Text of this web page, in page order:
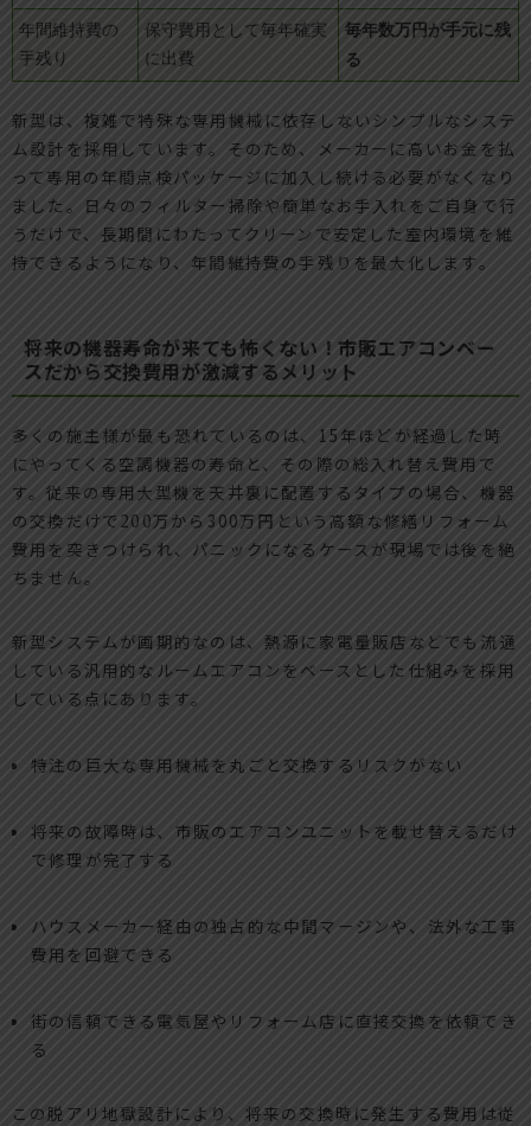
年間維持費の
手残り
保守費用として毎年確実
に出費
毎年数万円が手元に残
る
新型は、複雑で特殊な専用機械に依存しないシンプルなシステ
ム設計を採用しています。そのため、メーカーに高いお金を払
って専用の年間点検パッケージに加入し続ける必要がなくなり
ました。日々のフィルター掃除や簡単なお手入れをご自身で行
うだけで、長期間にわたってクリーンで安定した室内環境を維
持できるようになり、年間維持費の手残りを最大化します。
将来の機器寿命が来ても怖くない！市販エアコンベー
スだから交換費用が激減するメリット
多くの施主様が最も恐れているのは、15年ほどが経過した時
にやってくる空調機器の寿命と、その際の総入れ替え費用で
す。従来の専用大型機を天井裏に配置するタイプの場合、機器
の交換だけで200万から300万円という高額な修繕リフォーム
費用を突きつけられ、パニックになるケースが現場では後を絶
ちません。
新型システムが画期的なのは、熱源に家電量販店などでも流通
している汎用的なルームエアコンをベースとした仕組みを採用
している点にあります。
特注の巨大な専用機械を丸ごと交換するリスクがない
将来の故障時は、市販のエアコンユニットを載せ替えるだけ
で修理が完了する
ハウスメーカー経由の独占的な中間マージンや、法外な工事
費用を回避できる
街の信頼できる電気屋やリフォーム店に直接交換を依頼でき
る
この脱アリ地獄設計により、将来の交換時に発生する費用は従